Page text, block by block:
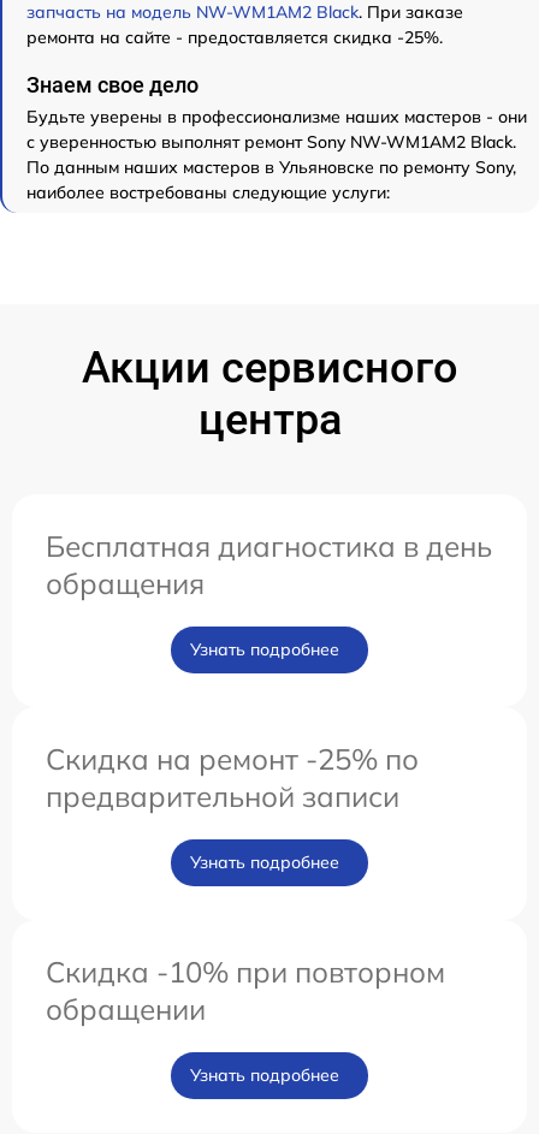
запчасть на модель NW-WM1AM2 Black. При заказе
ремонта на сайте - предоставляется скидка -25%.
Знаем свое дело
Будьте уверены в профессионализме наших мастеров - они
с уверенностью выполнят ремонт Sony NW-WM1AM2 Black.
По данным наших мастеров в Ульяновске по ремонту Sony,
наиболее востребованы следующие услуги:
Акции сервисного
центра
Бесплатная диагностика в день
обращения
Узнать подробнее
Скидка на ремонт -25% по
предварительной записи
Узнать подробнее
Скидка -10% при повторном
обращении
Узнать подробнее